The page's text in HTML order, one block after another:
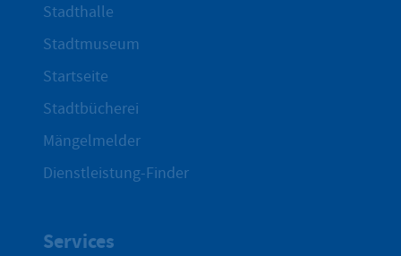
Stadthalle
Stadtmuseum
Startseite
Stadtbücherei
Mängelmelder
Dienstleistung-Finder
Services